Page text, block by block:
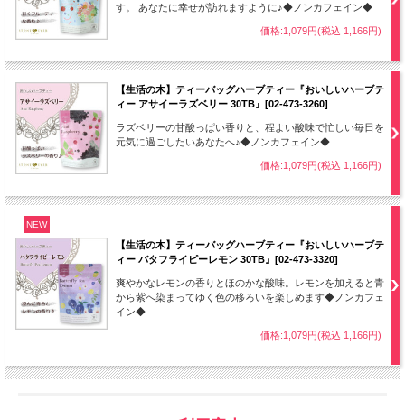
す。 あなたに幸せが訪れますように♪◆ノンカフェイン◆
価格:1,079円(税込 1,166円)
【生活の木】ティーバッグハーブティー『おいしいハーブテ
ィー アサイーラズベリー 30TB』[02-473-3260]
ラズベリーの甘酸っぱい香りと、程よい酸味で忙しい毎日を
元気に過ごしたいあなたへ♪◆ノンカフェイン◆
価格:1,079円(税込 1,166円)
NEW
【生活の木】ティーバッグハーブティー『おいしいハーブテ
ィー バタフライピーレモン 30TB』[02-473-3320]
爽やかなレモンの香りとほのかな酸味。レモンを加えると青
から紫へ染まってゆく色の移ろいを楽しめます◆ノンカフェ
イン◆
価格:1,079円(税込 1,166円)